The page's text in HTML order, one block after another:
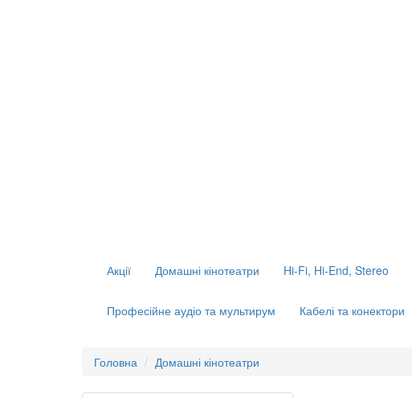
Акції Домашні кінотеатри Hi-Fi, Hi-End, Stereo
Професійне аудіо та мультирум Кабелі та конектори
Головна Домашні кінотеатри